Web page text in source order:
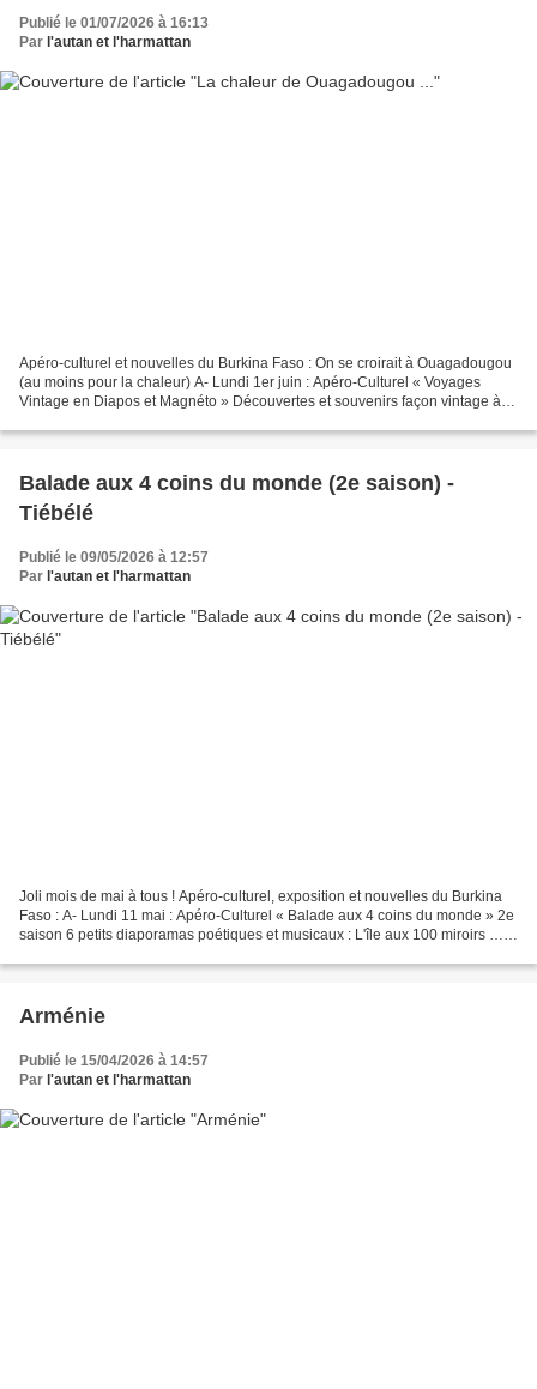
Publié le 01/07/2026 à 16:13
Par l'autan et l'harmattan
Apéro-culturel et nouvelles du Burkina Faso : On se croirait à Ouagadougou
(au moins pour la chaleur) A- Lundi 1er juin : Apéro-Culturel « Voyages
Vintage en Diapos et Magnéto » Découvertes et souvenirs façon vintage à
Balade aux 4 coins du monde (2e saison) -
Tiébélé
Publié le 09/05/2026 à 12:57
Par l'autan et l'harmattan
Joli mois de mai à tous ! Apéro-culturel, exposition et nouvelles du Burkina
Faso : A- Lundi 11 mai : Apéro-Culturel « Balade aux 4 coins du monde » 2e
saison 6 petits diaporamas poétiques et musicaux : L'île aux 100 miroirs …
Arménie
Publié le 15/04/2026 à 14:57
Par l'autan et l'harmattan